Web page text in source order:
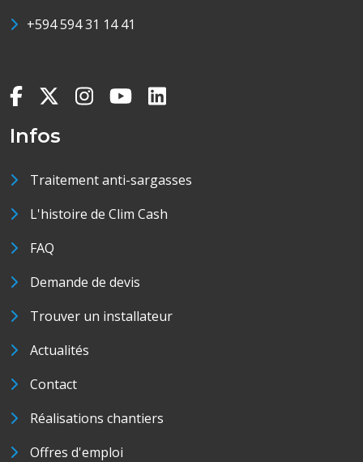
+594 594 31 14 41
Infos
Traitement anti-sargasses
L'histoire de Clim Cash
FAQ
Demande de devis
Trouver un installateur
Actualités
Contact
Réalisations chantiers
Offres d'emploi